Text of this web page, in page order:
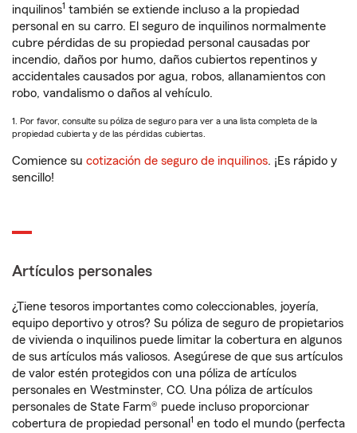
inquilinos1 también se extiende incluso a la propiedad
personal en su carro. El seguro de inquilinos normalmente
cubre pérdidas de su propiedad personal causadas por
incendio, daños por humo, daños cubiertos repentinos y
accidentales causados por agua, robos, allanamientos con
robo, vandalismo o daños al vehículo.
1. Por favor, consulte su póliza de seguro para ver a una lista completa de la
propiedad cubierta y de las pérdidas cubiertas.
Comience su cotización de seguro de inquilinos. ¡Es rápido y
sencillo!
Artículos personales
¿Tiene tesoros importantes como coleccionables, joyería,
equipo deportivo y otros? Su póliza de seguro de propietarios
de vivienda o inquilinos puede limitar la cobertura en algunos
de sus artículos más valiosos. Asegúrese de que sus artículos
de valor estén protegidos con una póliza de artículos
personales en Westminster, CO. Una póliza de artículos
personales de State Farm® puede incluso proporcionar
cobertura de propiedad personal 1 en todo el mundo (perfecta